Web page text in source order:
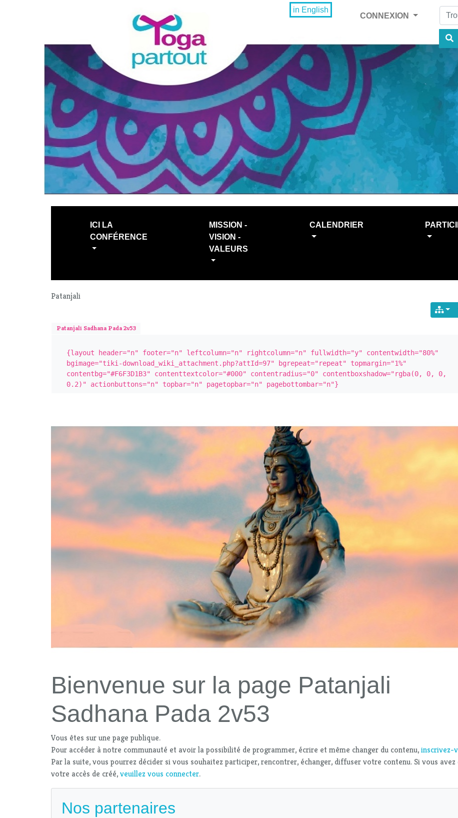
in English
CONNEXION
Find
ICI LA
CONFÉRENCE
MISSION -
VISION -
VALEURS
CALENDRIER
Patanjali
Patanjali Sadhana Pada 2v53
{layout header="n" footer="n" leftcolumn="n" rightcolumn="n" fullwidth="y" contentwidth="80%"
bgimage="tiki-download_wiki_attachment.php?attId=97" bgrepeat="repeat" topmargin="1%"
contentbg="#F6F3D1B3" contenttextcolor="#000" contentradius="0" contentboxshadow="rgba(0, 0, 0,
0.2)" actionbuttons="n" topbar="n" pagetopbar="n" pagebottombar="n"}
Bienvenue sur la page Patanjali
Sadhana Pada 2v53
Vous êtes sur une page publique.
Pour accéder à notre communauté et avoir la possibilité de programmer, écrire et même changer du contenu,inscrivez-
Par la suite, vous pourrez décider si vous souhaitez participer, rencontrer, échanger, diffuser votre contenu. Si vous avez
votre accès de créé,veuillez vous connecter.
Nos partenaires